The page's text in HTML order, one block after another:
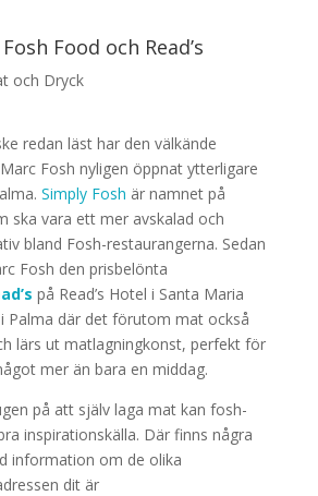
Food och Read’s
och Dryck
redan läst har den välkände
Fosh nyligen öppnat ytterligare
Simply Fosh är namnet på
ska vara ett mer avskalad och
bland Fosh-restaurangerna. Sedan
Fosh den prisbelönta
på Read’s Hotel i Santa Maria
Palma där det förutom mat också
lärs ut matlagningkonst, perfekt för
mer än bara en middag.
på att själv laga mat kan fosh-
inspirationskälla. Där finns några
information om de olika
dit är